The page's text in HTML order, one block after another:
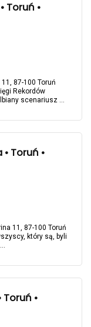
Toruń •
87-100 Toruń
Rekordów
scenariusz ...
Toruń •
11, 87-100 Toruń
który są, byli
Toruń •